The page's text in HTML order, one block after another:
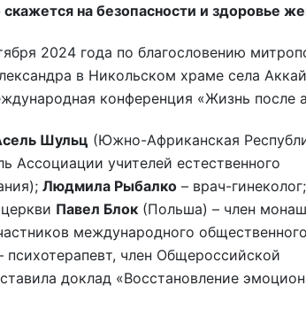
на безопасности и здоровье
2024 года по благословению
в Никольском храме села
конференция «Жизнь после
Шульц (Южно-Африканская
Ассоциации учителей естественного
Людмила Рыбалко – врач-гинеколог;
Павел Блок (Польша) – член
международного
психотерапевт, член Общероссийской
доклад «Восстановление